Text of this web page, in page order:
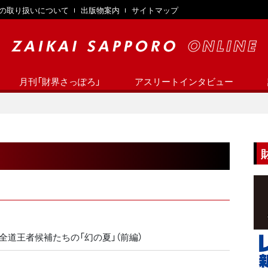
取り扱いについて 出版物案内 サイトマップ
月刊「財界さっぽろ」 アスリートインタビュー
王者候補たちの「幻の夏」（前編）